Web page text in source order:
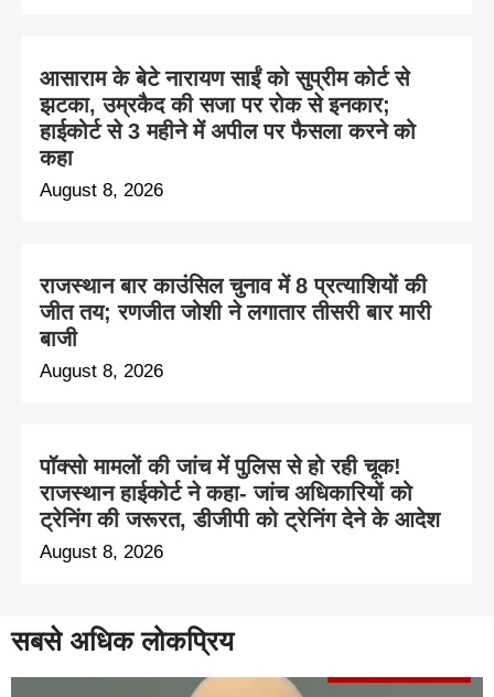
आसाराम के बेटे नारायण साईं को सुप्रीम कोर्ट से
झटका, उम्रकैद की सजा पर रोक से इनकार;
हाईकोर्ट से 3 महीने में अपील पर फैसला करने को
कहा
August 8, 2026
राजस्थान बार काउंसिल चुनाव में 8 प्रत्याशियों की
जीत तय; रणजीत जोशी ने लगातार तीसरी बार मारी
बाजी
August 8, 2026
पॉक्सो मामलों की जांच में पुलिस से हो रही चूक!
राजस्थान हाईकोर्ट ने कहा- जांच अधिकारियों को
ट्रेनिंग की जरूरत, डीजीपी को ट्रेनिंग देने के आदेश
August 8, 2026
सबसे अधिक लोकप्रिय